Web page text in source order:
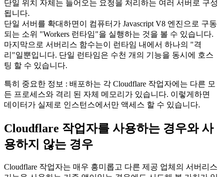
다음은 높은 수준에서 낮은 수준으로 분류 한 것입니다.
언급했듯이 Cloudflare에는 전 세계 여러 위치에있는 많은 서버
로 구성된 CDN이 있습니다.
단일 위치 자체는 들어오는 요청을 처리하는 여러 서버로 구성
됩니다.
단일 서버를 확대하면이 컴퓨터가 Javascript V8 엔진으로 구동
마지막으로 서버리스 함수는이 런타임 내에서 하나의 "격
리"일뿐입니다. 단일 런타임은 수천 개의 기능을 동시에 호스
팅 할 수 있습니다.
특히 중요한 정보 : 배포하는 각 Cloudflare 작업자에는 다른 모
든 프로세스와 격리 된 자체 메모리가 있습니다. 이렇게하면
데이터가 실제로 인스턴스에서만 액세스 할 수 있습니다.
Cloudflare 작업자를 사용하는 경우와 사